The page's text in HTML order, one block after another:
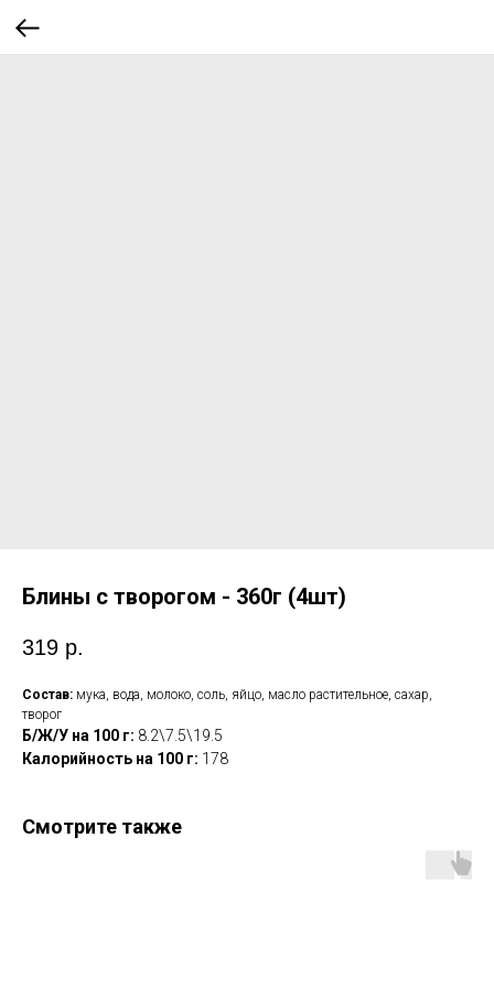
Блины с творогом - 360г (4шт)
319 р.
Состав: мука, вода, молоко, соль, яйцо, масло растительное, сахар,
творог
Б/Ж/У на 100 г: 8.2\7.5\19.5
Калорийность на 100 г: 178
Смотрите также